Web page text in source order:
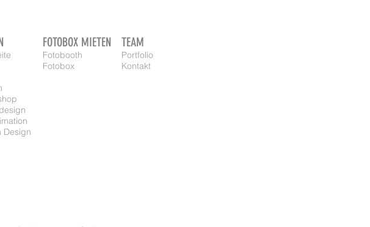
FOTOBOX MIETEN
Design
Fotobooth
Fotobox
TEAM
Portfolio
Kontakt